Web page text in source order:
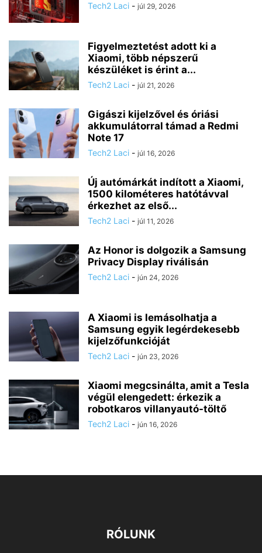
Tech2 Laci - júl 29, 2026
Figyelmeztetést adott ki a
Xiaomi, több népszerű
készüléket is érint a...
Tech2 Laci - júl 21, 2026
Gigászi kijelzővel és óriási
akkumulátorral támad a Redmi
Note 17
Tech2 Laci - júl 16, 2026
Új autómárkát indított a Xiaomi,
1500 kilométeres hatótávval
érkezhet az első...
Tech2 Laci - júl 11, 2026
Az Honor is dolgozik a Samsung
Privacy Display riválisán
Tech2 Laci - jún 24, 2026
A Xiaomi is lemásolhatja a
Samsung egyik legérdekesebb
kijelzőfunkcióját
Tech2 Laci - jún 23, 2026
Xiaomi megcsinálta, amit a Tesla
végül elengedett: érkezik a
robotkaros villanyautó-töltő
Tech2 Laci - jún 16, 2026
RÓLUNK